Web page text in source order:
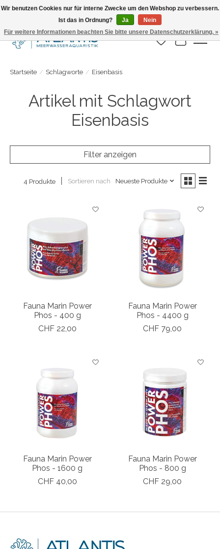
Täglicher Versand. Bestelle bis 15.00 Uhr
Wunschzettel
Ihr
Startseite / Schlagworte / Eisenbasis
Artikel mit Schlagwort
Eisenbasis
Filter anzeigen
4 Produkte Sortieren nach Neueste Produkte
Fauna Marin Power
Phos - 400 g
CHF 22,00
Fauna Marin Power
Phos - 4400 g
CHF 79,00
Fauna Marin Power
Phos - 1600 g
CHF 40,00
Fauna Marin Power
Phos - 800 g
CHF 29,00
Wir benutzen Cookies nur für interne Zwecke um den Webshop zu verbessern.
Ist das in Ordnung?
Ja
Nein
Für weitere Informationen beachten Sie bitte unsere Datenschutzerklärung. »